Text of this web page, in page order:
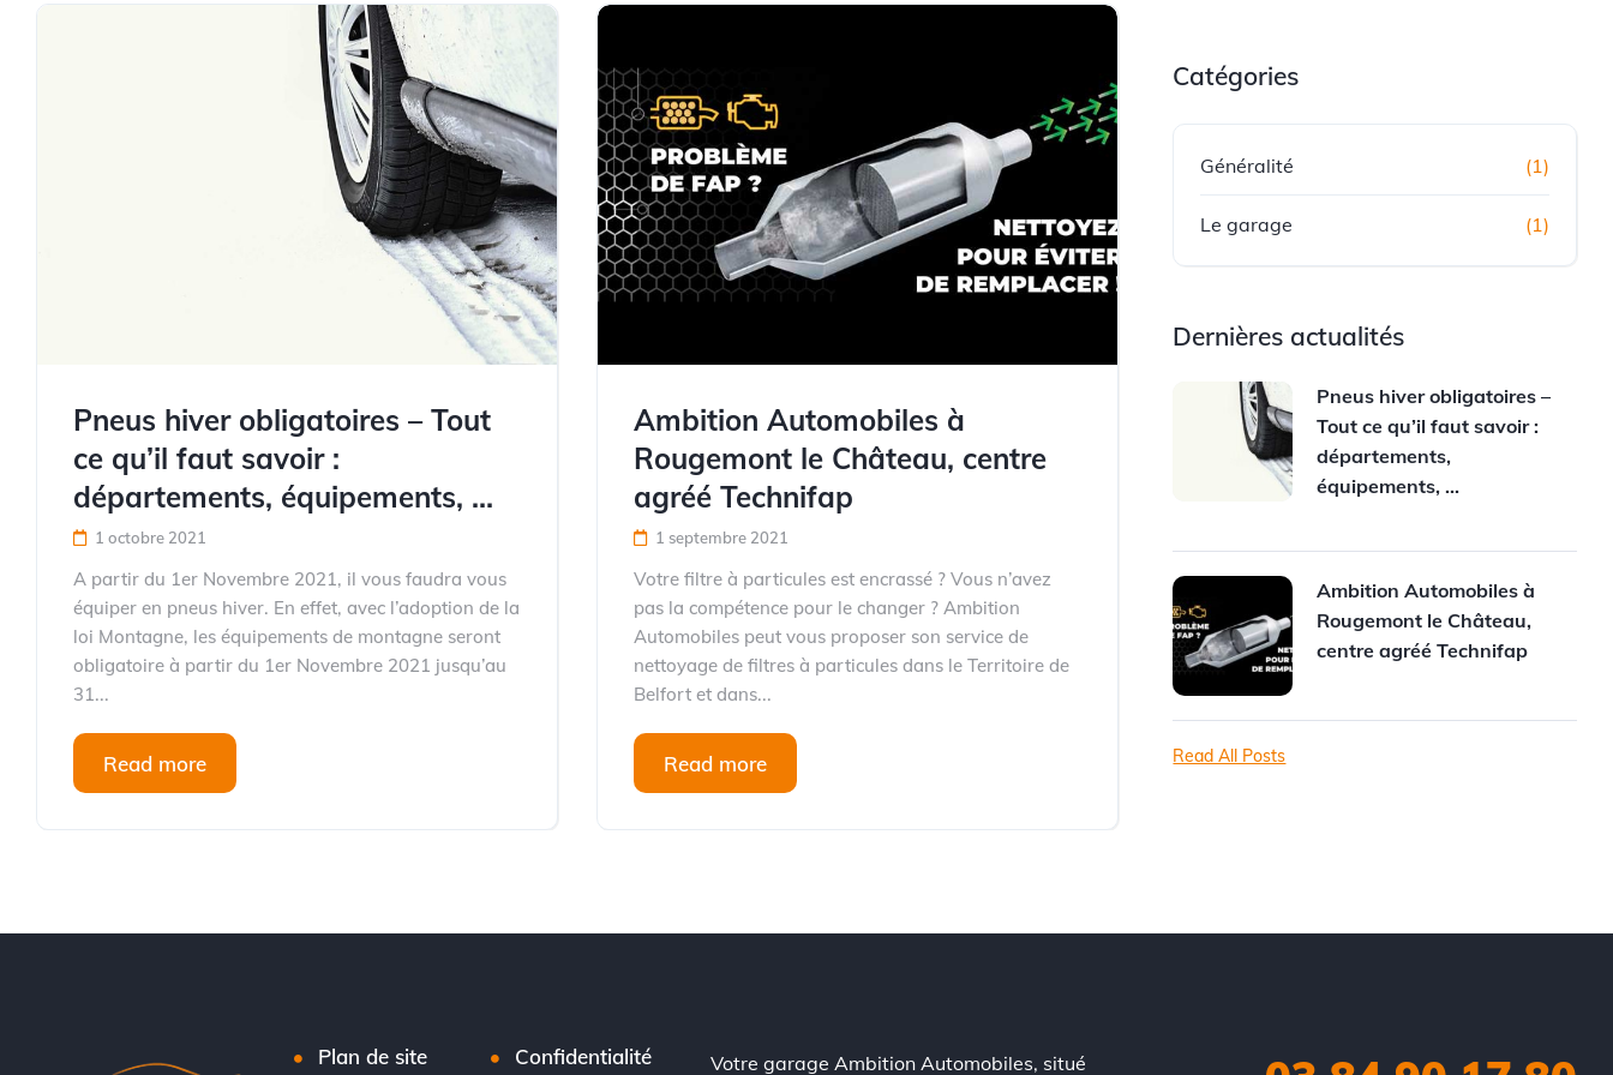
Pneus hiver obligatoires – Tout
ce qu’il faut savoir :
départements, équipements, …
1 octobre 2021
A partir du 1er Novembre 2021, il vous faudra vous
équiper en pneus hiver. En effet, avec l’adoption de la
loi Montagne, les équipements de montagne seront
obligatoire à partir du 1er Novembre 2021 jusqu’au
31...
Read more
Ambition Automobiles à
Rougemont le Château, centre
agréé Technifap
1 septembre 2021
Votre filtre à particules est encrassé ? Vous n’avez
pas la compétence pour le changer ? Ambition
Automobiles peut vous proposer son service de
nettoyage de filtres à particules dans le Territoire de
Belfort et dans...
Read more
Catégories
Généralité (1)
Le garage (1)
Dernières actualités
Pneus hiver obligatoires –
Tout ce qu’il faut savoir :
départements,
équipements, …
Ambition Automobiles à
Rougemont le Château,
centre agréé Technifap
Read All Posts
Plan de site Confidentialité Votre garage Ambition Automobiles, situé